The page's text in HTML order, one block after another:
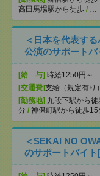
高田馬場駅から徒歩 / …
＜日本を代表す
公演のサポート
[給 与] 時給1250円～
[交通費]支給（規定有り）
[勤務地] 九段下駅から
分 / 神保町駅から徒歩15
＜SEKAI NO
のサポートバイ